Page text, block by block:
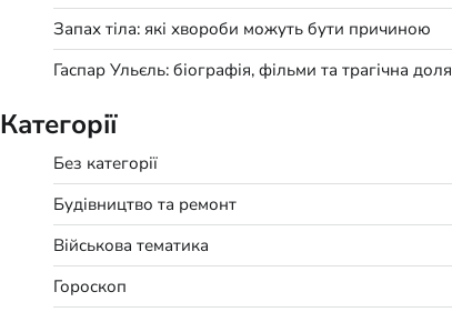
Запах тіла: які хвороби можуть бути причиною
Гаспар Ульєль: біографія, фільми та трагічна доля
Категорії
Без категорії
Будівництво та ремонт
Військова тематика
Гороскоп